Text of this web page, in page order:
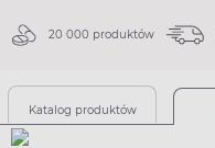
20 000 produktów
Katalog produktów